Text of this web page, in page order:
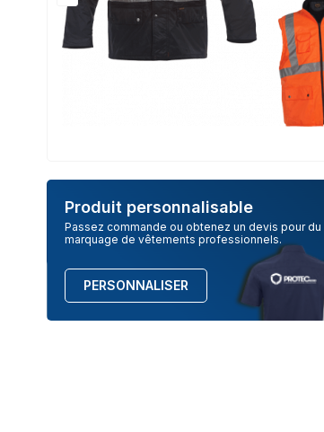
Produit personnalisable
Passez commande ou obtenez un devis pour du
marquage de vêtements professionnels.
PERSONNALISER